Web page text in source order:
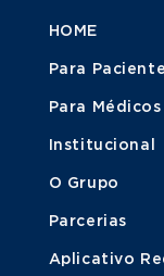
HOME
Para
Para Médicos
Institucional
O Grupo
Parcerias
Aplicativo